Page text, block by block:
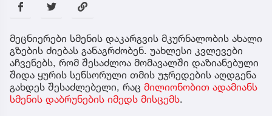
მეცნიერები სმენის დაკარგვის მკურნალობის ახალი
გზების ძიებას განაგრძობენ. უახლესი კვლევები
აჩვენებს, რომ შესაძლოა მომავალში დაზიანებული
შიდა ყურის სენსორული თმის უჯრედების აღდგენა
გახდეს შესაძლებელი, რაც მილიონობით ადამიანს
სმენის დაბრუნების იმედს მისცემს.